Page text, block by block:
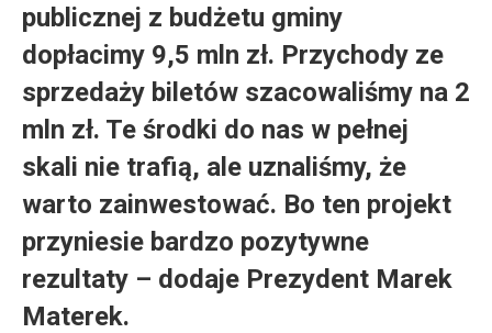
publicznej z budżetu gminy
dopłacimy 9,5 mln zł. Przychody ze
sprzedaży biletów szacowaliśmy na 2
mln zł. Te środki do nas w pełnej
skali nie trafią, ale uznaliśmy, że
warto zainwestować. Bo ten projekt
przyniesie bardzo pozytywne
rezultaty – dodaje Prezydent Marek
Materek.